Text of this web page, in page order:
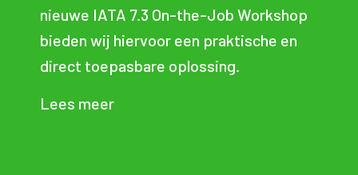
IATA 7.3 On-the-Job Workshop
wij hiervoor een praktische en
toepasbare oplossing.
meer